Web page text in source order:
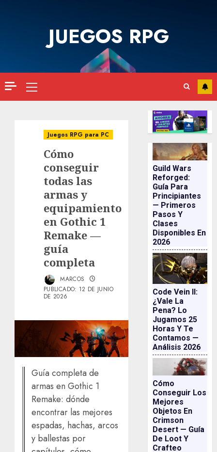
JUEGOS RPG
Menú
principal
Juegos RPG para PC
Cómo
conseguir
todas las
armas y
equipamiento
en Gothic 1
Remake —
guía
completa
MARCOS
PUBLICADO: 12 DE JUNIO
DE 2026
Guía completa de
armas en Gothic 1
Remake: dónde
encontrar las mejores
espadas, hachas, arcos
y ballestas por
Guild Wars
Reforged:
Guía Para
Principiantes
— Primeros
Pasos Y
Clases
Disponibles En
2026
Code Vein II:
¿vale La
Pena? Lo
Jugamos 25
Horas Y Te
Contamos —
Análisis 2026
Cómo
Conseguir Los
Mejores
Objetos En
Crimson
Desert — Guía
De Loot Y
Crafteo